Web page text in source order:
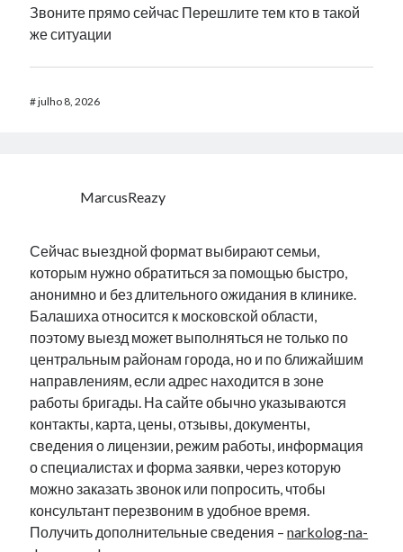
Звоните прямо сейчас Перешлите тем кто в такой
же ситуации
#julho 8, 2026
MarcusReazy
Сейчас выездной формат выбирают семьи,
которым нужно обратиться за помощью быстро,
анонимно и без длительного ожидания в клинике.
Балашиха относится к московской области,
поэтому выезд может выполняться не только по
центральным районам города, но и по ближайшим
направлениям, если адрес находится в зоне
работы бригады. На сайте обычно указываются
контакты, карта, цены, отзывы, документы,
сведения о лицензии, режим работы, информация
о специалистах и форма заявки, через которую
можно заказать звонок или попросить, чтобы
консультант перезвоним в удобное время.
Получить дополнительные сведения –narkolog-na-